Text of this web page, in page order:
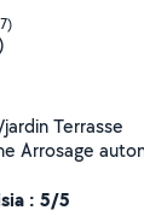
Terrasse
/
: 5/5